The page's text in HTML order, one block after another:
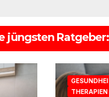
jüngsten Ratgeber: